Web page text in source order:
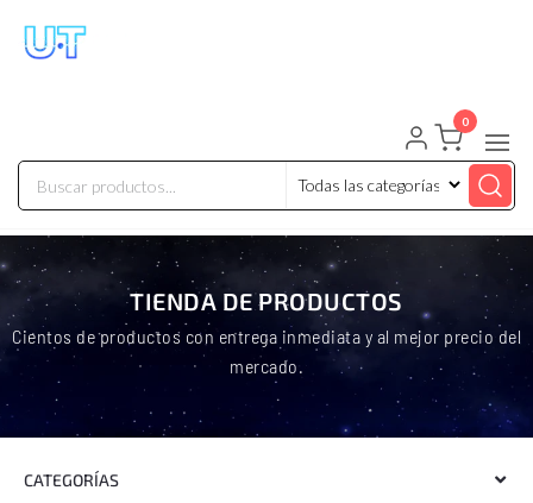
0
TIENDA DE PRODUCTOS
Cientos de productos con entrega inmediata y al mejor precio del
mercado.
CATEGORÍAS